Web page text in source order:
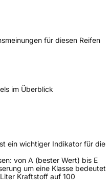
für diesen Reifen
im Überblick
ein wichtiger Indikator für die
von A (bester Wert) bis E
um eine Klasse bedeutet
Kraftstoff auf 100